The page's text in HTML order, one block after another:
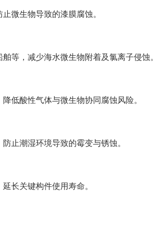
微生物导致的漆膜腐蚀。
等，减少海水微生物附着及氯离子侵蚀。
低酸性气体与微生物协同腐蚀风险。
止潮湿环境导致的霉变与锈蚀。
长关键构件使用寿命。